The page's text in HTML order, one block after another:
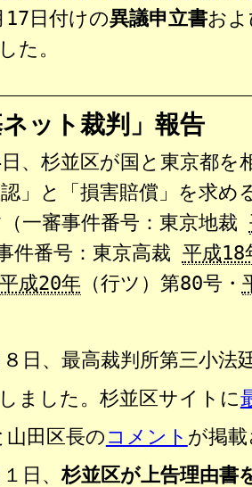
日付けの異議申立書お
た。
ット裁判」報告
、杉並区が国と東京都を
」と「損害賠償」を求め
一審事件番号：東京地裁
件番号：東京高裁 平成18
平成20年 （行ツ）第80号・
日、最高裁判所第三小法
ました。杉並区サイトに
田区長の コメント が掲
日、杉並区が上告理由書